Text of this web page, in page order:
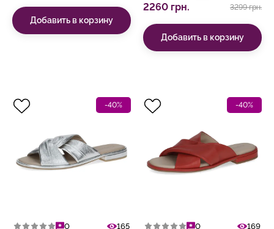
Добавить в корзину
2260 грн. 3299 грн.
Добавить в корзину
-40%
0 165
-40%
0 169